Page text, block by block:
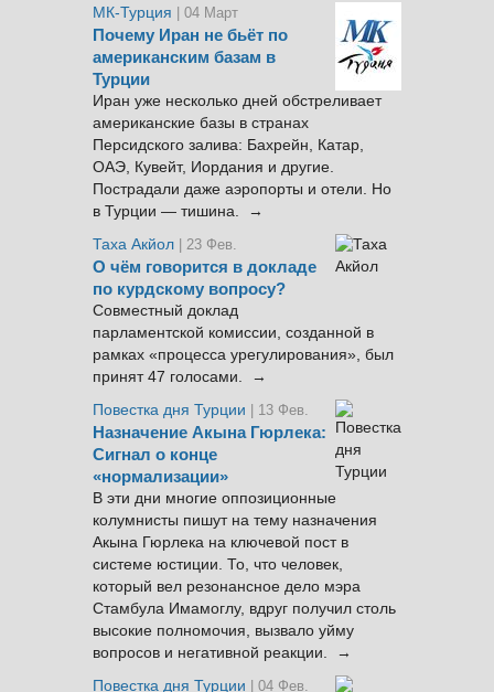
МК-Турция
| 04 Март
Почему Иран не бьёт по
американским базам в
Турции
Иран уже несколько дней обстреливает
американские базы в странах
Персидского залива: Бахрейн, Катар,
ОАЭ, Кувейт, Иордания и другие.
Пострадали даже аэропорты и отели. Но
в Турции — тишина. →
Таха Акйол | 23 Фев.
О чём говорится в докладе
по курдскому вопросу?
Совместный доклад
парламентской комиссии, созданной в
рамках «процесса урегулирования», был
принят 47 голосами. →
Повестка дня Турции
| 13 Фев.
Назначение Акына Гюрлека:
Сигнал о конце
«нормализации»
В эти дни многие оппозиционные
колумнисты пишут на тему назначения
Акына Гюрлека на ключевой пост в
системе юстиции. То, что человек,
который вел резонансное дело мэра
Стамбула Имамоглу, вдруг получил столь
высокие полномочия, вызвало уйму
вопросов и негативной реакции. →
Повестка дня Турции
| 04 Фев.